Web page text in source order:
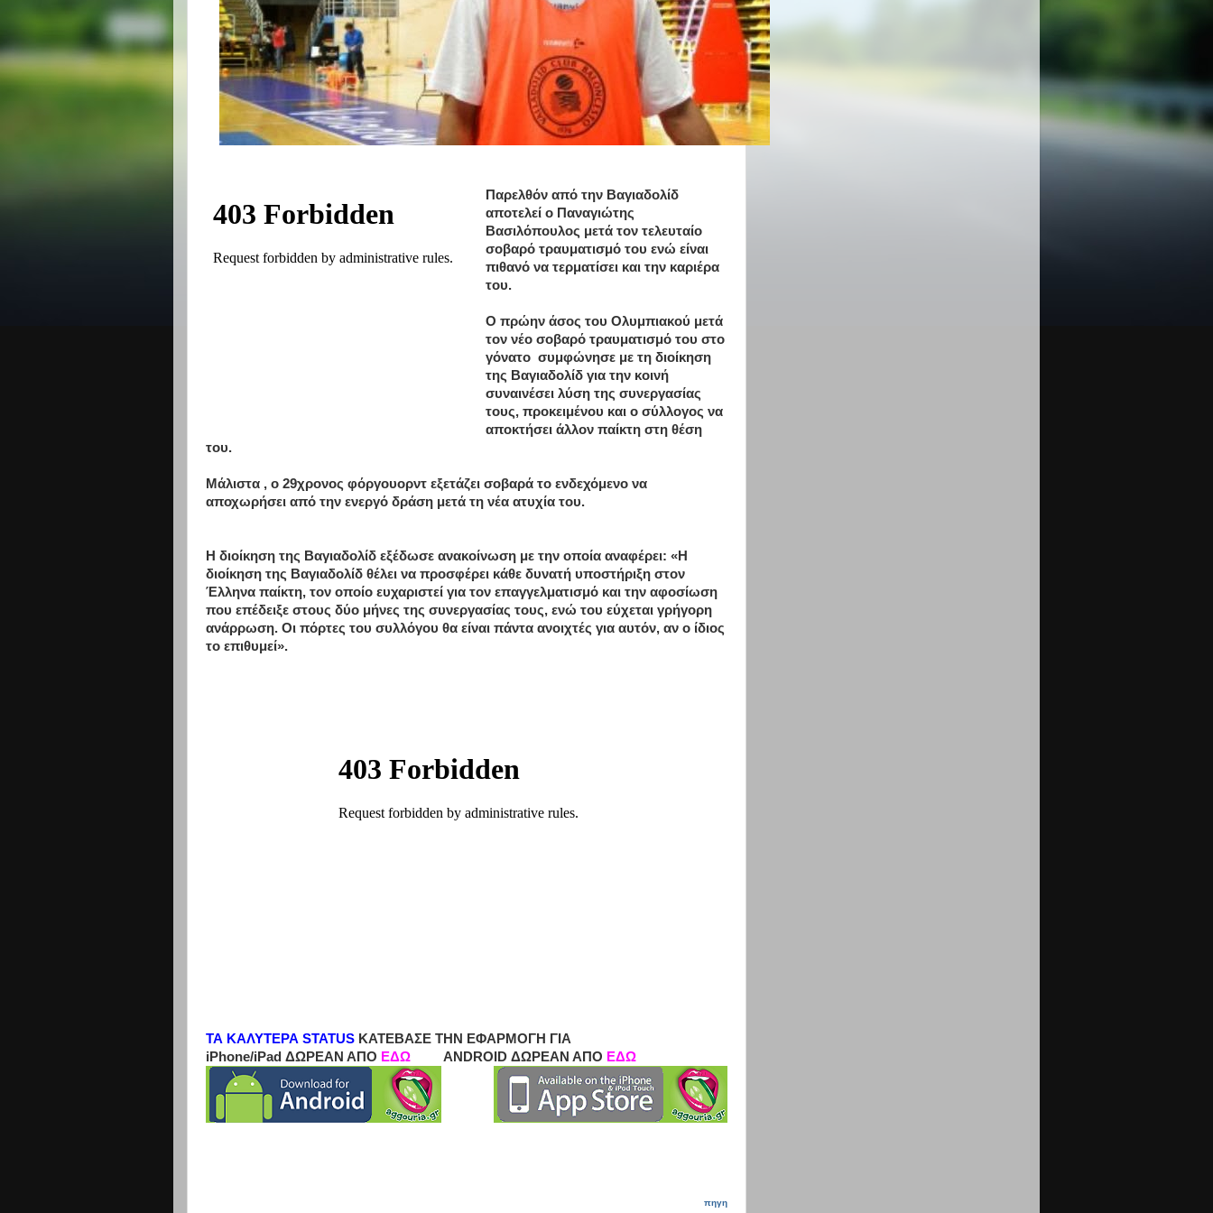
Παρελθόν από την Βαγιαδολίδ
αποτελεί ο Παναγιώτης
Βασιλόπουλος μετά τον τελευταίο
σοβαρό τραυματισμό του ενώ είναι
πιθανό να τερματίσει και την καριέρα
του.
Ο πρώην άσος του Ολυμπιακού μετά
τον νέο σοβαρό τραυματισμό του στο
γόνατο συμφώνησε με τη διοίκηση
της Βαγιαδολίδ για την κοινή
συναινέσει λύση της συνεργασίας
τους, προκειμένου και ο σύλλογος να
αποκτήσει άλλον παίκτη στη θέση
του.
Μάλιστα , ο 29χρονος φόργουορντ εξετάζει σοβαρά το ενδεχόμενο να
αποχωρήσει από την ενεργό δράση μετά τη νέα ατυχία του.
Η διοίκηση της Βαγιαδολίδ εξέδωσε ανακοίνωση με την οποία αναφέρει: «Η
διοίκηση της Βαγιαδολίδ θέλει να προσφέρει κάθε δυνατή υποστήριξη στον
Έλληνα παίκτη, τον οποίο ευχαριστεί για τον επαγγελματισμό και την αφοσίωση
που επέδειξε στους δύο μήνες της συνεργασίας τους, ενώ του εύχεται γρήγορη
ανάρρωση. Οι πόρτες του συλλόγου θα είναι πάντα ανοιχτές για αυτόν, αν ο ίδιος
το επιθυμεί».
ΤΑ ΚΑΛΥΤΕΡΑ STATUS ΚΑΤΕΒΑΣΕ ΤΗΝ ΕΦΑΡΜΟΓΗ ΓΙΑ
iPhone/iPad ΔΩΡΕΑΝ ΑΠΟ ΕΔΩ ANDROID ΔΩΡΕΑΝ ΑΠΟ ΕΔΩ
πηγη